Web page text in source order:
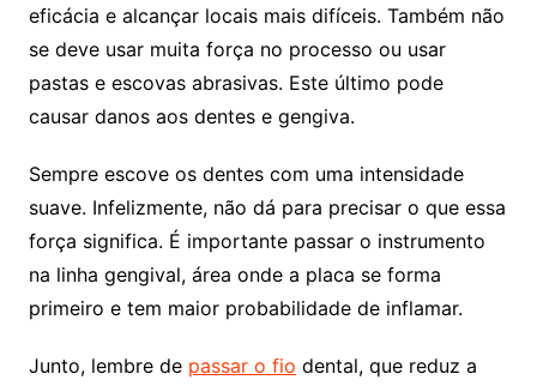
eficácia e alcançar locais mais difíceis. Também não
se deve usar muita força no processo ou usar
pastas e escovas abrasivas. Este último pode
causar danos aos dentes e gengiva.
Sempre escove os dentes com uma intensidade
suave. Infelizmente, não dá para precisar o que essa
força significa. É importante passar o instrumento
na linha gengival, área onde a placa se forma
primeiro e tem maior probabilidade de inflamar.
Junto, lembre de passar o fio dental, que reduz a